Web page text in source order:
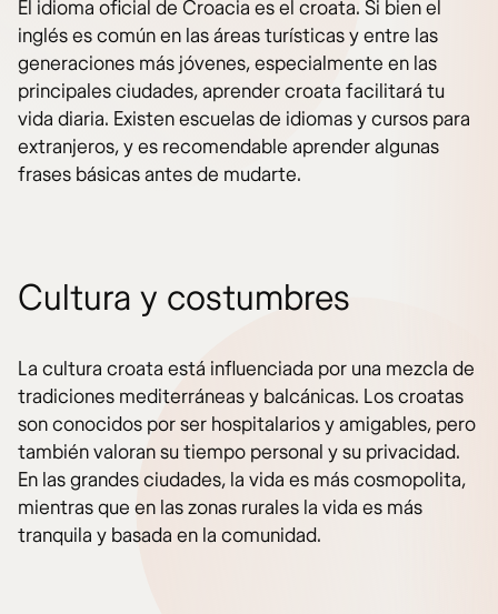
El idioma oficial de Croacia es el croata. Si bien el
inglés es común en las áreas turísticas y entre las
generaciones más jóvenes, especialmente en las
principales ciudades, aprender croata facilitará tu
vida diaria. Existen escuelas de idiomas y cursos para
extranjeros, y es recomendable aprender algunas
frases básicas antes de mudarte.
Cultura y costumbres
La cultura croata está influenciada por una mezcla de
tradiciones mediterráneas y balcánicas. Los croatas
son conocidos por ser hospitalarios y amigables, pero
también valoran su tiempo personal y su privacidad.
En las grandes ciudades, la vida es más cosmopolita,
mientras que en las zonas rurales la vida es más
tranquila y basada en la comunidad.